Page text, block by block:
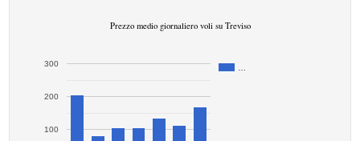
Prezzo medio giornaliero voli su Treviso
100
200
300